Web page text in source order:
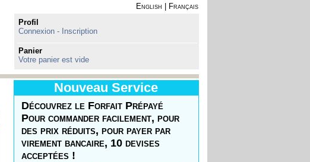
English
Français
Profil
Connexion - Inscription
Panier
Votre panier est vide
Nouveau Service
Découvrez le Forfait Prépayé
Pour commander facilement, pour
des prix réduits, pour payer par
virement bancaire, 10 devises
acceptées !